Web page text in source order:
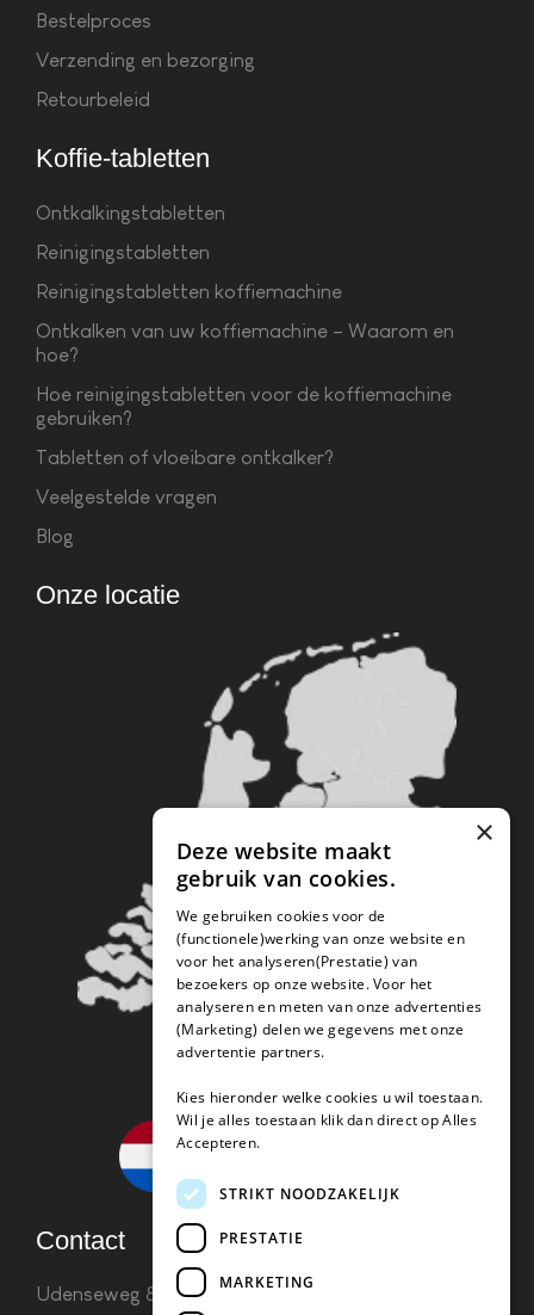
Bestelproces
Verzending en bezorging
Retourbeleid
Koffie-tabletten
Ontkalkingstabletten
Reinigingstabletten
Reinigingstabletten koffiemachine
Ontkalken van uw koffiemachine – Waarom en
hoe?
Hoe reinigingstabletten voor de koffiemachine
gebruiken?
Tabletten of vloeibare ontkalker?
Veelgestelde vragen
Blog
Onze locatie
Contact
Udenseweg 8B 5405 PA Udeninfo(@)koffie-
×
Deze website maakt
gebruik van cookies.
We gebruiken cookies voor de
(functionele)werking van onze website en
voor het analyseren(Prestatie) van
bezoekers op onze website. Voor het
analyseren en meten van onze advertenties
(Marketing) delen we gegevens met onze
advertentie partners.
Kies hieronder welke cookies u wil toestaan.
Wil je alles toestaan klik dan direct op Alles
Accepteren.
STRIKT NOODZAKELIJK
PRESTATIE
MARKETING